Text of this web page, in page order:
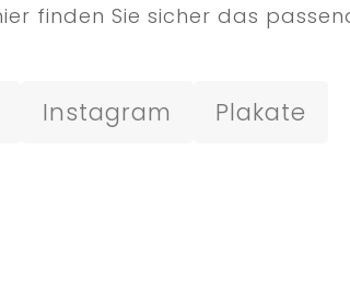
finden Sie sicher das
Instagram Plakate